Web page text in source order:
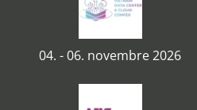
04. - 06. novembre 2026